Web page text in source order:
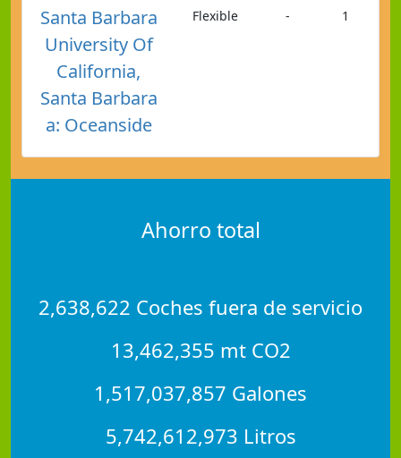
Santa Barbara
University Of
California,
Santa Barbara
a: Oceanside
Flexible - 1
Ahorro total
2,638,622 Coches fuera de servicio
13,462,355 mt CO2
1,517,037,857 Galones
5,742,612,973 Litros